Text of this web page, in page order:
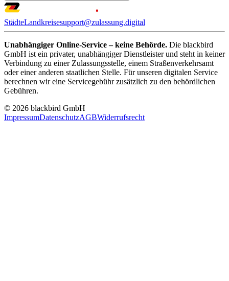
StädteLandkreisesupport@zulassung.digital
Unabhängiger Online-Service – keine Behörde. Die blackbird
GmbH ist ein privater, unabhängiger Dienstleister und steht in keiner
Verbindung zu einer Zulassungsstelle, einem Straßenverkehrsamt
oder einer anderen staatlichen Stelle. Für unseren digitalen Service
berechnen wir eine Servicegebühr zusätzlich zu den behördlichen
Gebühren.
© 2026 blackbird GmbH
ImpressumDatenschutzAGBWiderrufsrecht